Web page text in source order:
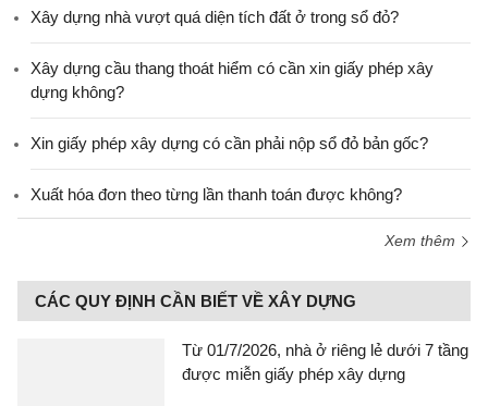
Xây dựng nhà vượt quá diện tích đất ở trong sổ đỏ?
Xây dựng cầu thang thoát hiểm có cần xin giấy phép xây
dựng không?
Xin giấy phép xây dựng có cần phải nộp sổ đỏ bản gốc?
Xuất hóa đơn theo từng lần thanh toán được không?
Xem thêm
CÁC QUY ĐỊNH CẦN BIẾT VỀ XÂY DỰNG
Từ 01/7/2026, nhà ở riêng lẻ dưới 7 tầng
được miễn giấy phép xây dựng